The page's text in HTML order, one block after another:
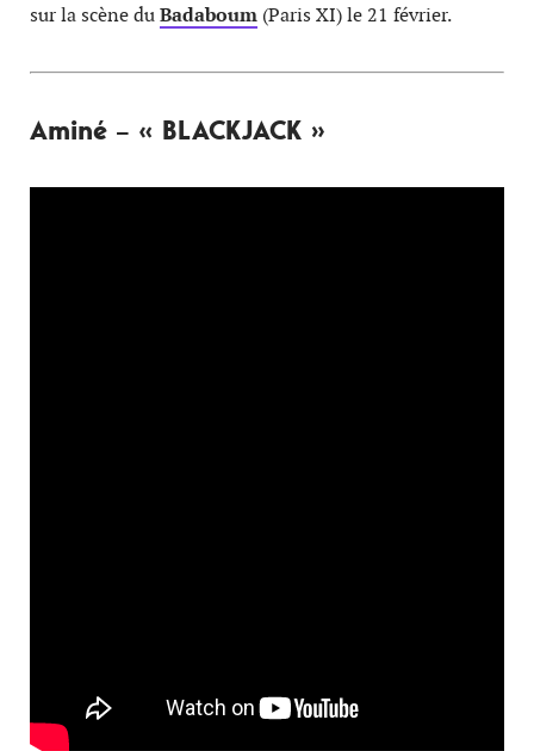
sur la scène duBadaboum (Paris XI) le 21 février.
Aminé – « BLACKJACK »